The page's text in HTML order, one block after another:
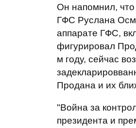
Он напомнил, что
ГФС Руслана
аппарате ГФС,
фигурировал
м году, сейчас
Продана и их
"Война за
президента и